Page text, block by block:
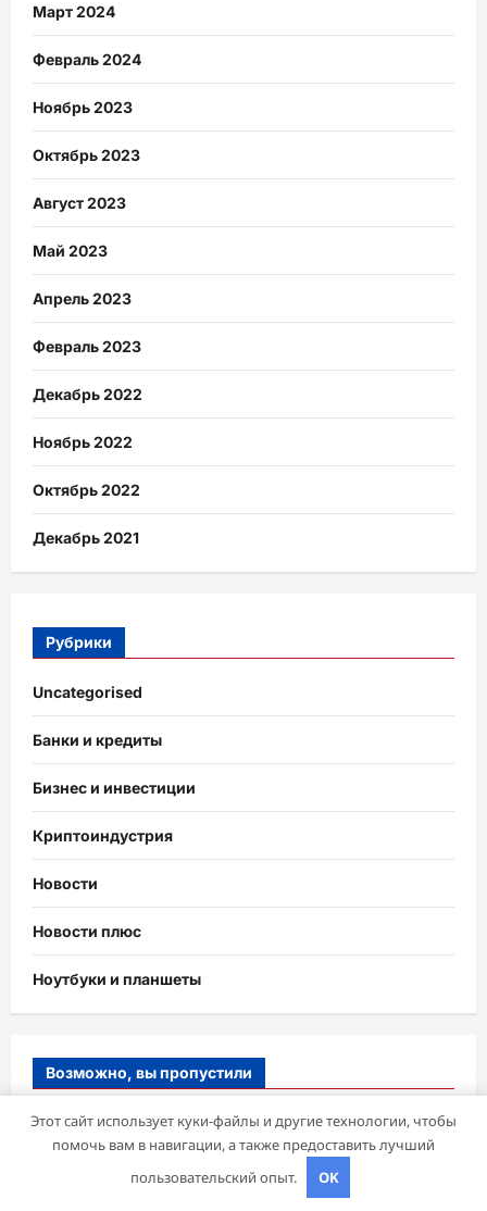
Март 2024
Февраль 2024
Ноябрь 2023
Октябрь 2023
Август 2023
Май 2023
Апрель 2023
Февраль 2023
Декабрь 2022
Ноябрь 2022
Октябрь 2022
Декабрь 2021
Рубрики
Uncategorised
Банки и кредиты
Бизнес и инвестиции
Криптоиндустрия
Новости
Новости плюс
Ноутбуки и планшеты
Возможно, вы пропустили
Этот сайт использует куки-файлы и другие технологии, чтобы
помочь вам в навигации, а также предоставить лучший
пользовательский опыт.
OK